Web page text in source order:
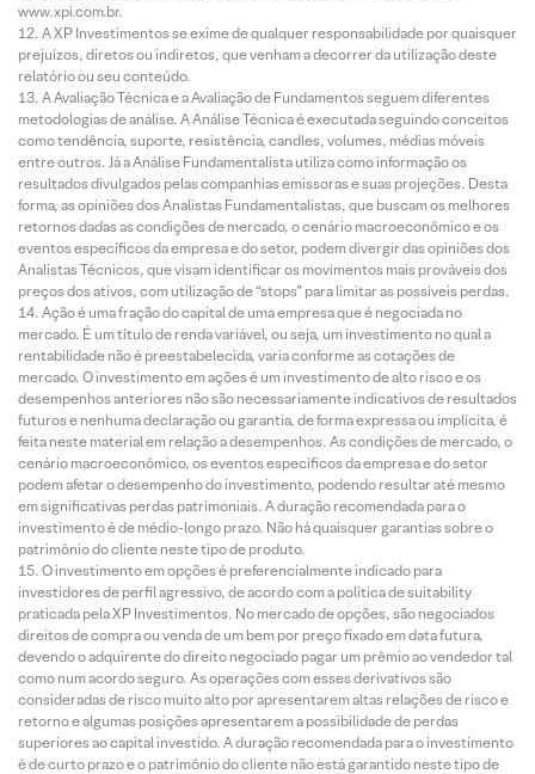
www.xpi.com.br.
A XP Investimentos se exime de qualquer responsabilidade por quaisquer
prejuízos, diretos ou indiretos, que venham a decorrer da utilização deste
relatório ou seu conteúdo.
A Avaliação Técnica e a Avaliação de Fundamentos seguem diferentes
metodologias de análise. A Análise Técnica é executada seguindo conceitos
como tendência, suporte, resistência, candles, volumes, médias móveis
entre outros. Já a Análise Fundamentalista utiliza como informação os
resultados divulgados pelas companhias emissoras e suas projeções. Desta
forma, as opiniões dos Analistas Fundamentalistas, que buscam os melhores
retornos dadas as condições de mercado, o cenário macroeconômico e os
eventos específicos da empresa e do setor, podem divergir das opiniões dos
Analistas Técnicos, que visam identificar os movimentos mais prováveis dos
preços dos ativos, com utilização de “stops” para limitar as possíveis perdas.
Ação é uma fração do capital de uma empresa que é negociada no
mercado. É um título de renda variável, ou seja, um investimento no qual a
rentabilidade não é preestabelecida, varia conforme as cotações de
mercado. O investimento em ações é um investimento de alto risco e os
desempenhos anteriores não são necessariamente indicativos de resultados
futuros e nenhuma declaração ou garantia, de forma expressa ou implícita, é
feita neste material em relação a desempenhos. As condições de mercado, o
cenário macroeconômico, os eventos específicos da empresa e do setor
podem afetar o desempenho do investimento, podendo resultar até mesmo
em significativas perdas patrimoniais. A duração recomendada para o
investimento é de médio-longo prazo. Não há quaisquer garantias sobre o
patrimônio do cliente neste tipo de produto.
O investimento em opções é preferencialmente indicado para
investidores de perfil agressivo, de acordo com a política de suitability
praticada pela XP Investimentos. No mercado de opções, são negociados
direitos de compra ou venda de um bem por preço fixado em data futura,
devendo o adquirente do direito negociado pagar um prêmio ao vendedor tal
como num acordo seguro. As operações com esses derivativos são
consideradas de risco muito alto por apresentarem altas relações de risco e
retorno e algumas posições apresentarem a possibilidade de perdas
superiores ao capital investido. A duração recomendada para o investimento
é de curto prazo e o patrimônio do cliente não está garantido neste tipo de